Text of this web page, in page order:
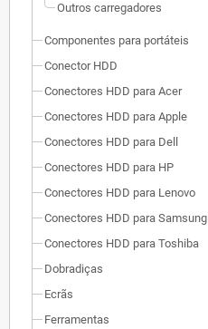
Outros carregadores
Componentes para portáteis
Conector HDD
Conectores HDD para Acer
Conectores HDD para Apple
Conectores HDD para Dell
Conectores HDD para HP
Conectores HDD para Lenovo
Conectores HDD para Samsung
Conectores HDD para Toshiba
Dobradiças
Ecrãs
Ferramentas